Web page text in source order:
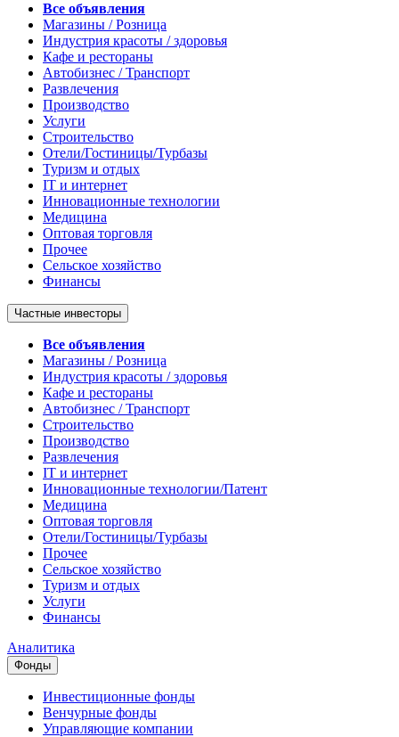
Все объявления
Магазины / Розница
Индустрия красоты / здоровья
Кафе и рестораны
Автобизнес / Транспорт
Развлечения
Производство
Услуги
Строительство
Отели/Гостиницы/Турбазы
Туризм и отдых
IT и интернет
Инновационные технологии
Медицина
Оптовая торговля
Прочее
Сельское хозяйство
Финансы
Частные инвесторы
Все объявления
Магазины / Розница
Индустрия красоты / здоровья
Кафе и рестораны
Автобизнес / Транспорт
Строительство
Производство
Развлечения
IT и интернет
Инновационные технологии/Патент
Медицина
Оптовая торговля
Отели/Гостиницы/Турбазы
Прочее
Сельское хозяйство
Туризм и отдых
Услуги
Финансы
Аналитика
Фонды
Инвестиционные фонды
Венчурные фонды
Управляющие компании